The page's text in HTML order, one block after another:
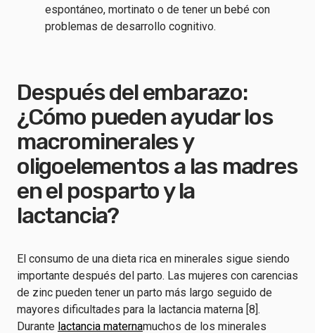
espontáneo, mortinato o de tener un bebé con
problemas de desarrollo cognitivo.
Después del embarazo:
¿Cómo pueden ayudar los
macrominerales y
oligoelementos a las madres
en el posparto y la
lactancia?
El consumo de una dieta rica en minerales sigue siendo
importante después del parto. Las mujeres con carencias
de zinc pueden tener un parto más largo seguido de
mayores dificultades para la lactancia materna [8].
Durante lactancia maternamuchos de los minerales